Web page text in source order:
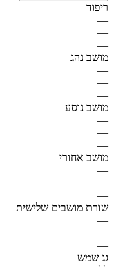
ריפוד
—
—
—
מושב נהג
—
—
—
מושב נוסע
—
—
—
מושב אחורי
—
—
—
שורת מושבים שלישית
—
—
—
גג שמש